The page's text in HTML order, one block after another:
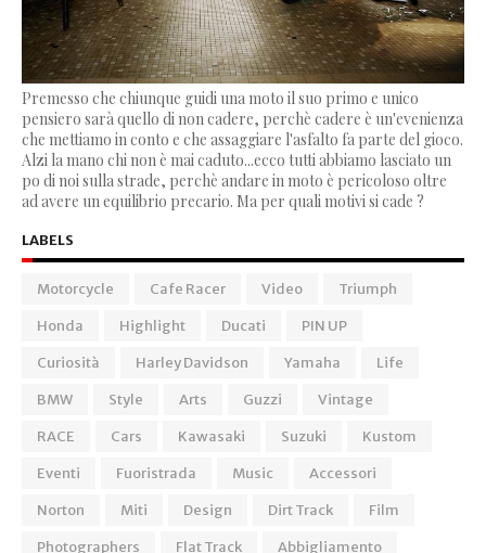
Premesso che chiunque guidi una moto il suo primo e unico
pensiero sarà quello di non cadere, perchè cadere è un'evenienza
che mettiamo in conto e che assaggiare l'asfalto fa parte del gioco.
Alzi la mano chi non è mai caduto...ecco tutti abbiamo lasciato un
po di noi sulla strade, perchè andare in moto è pericoloso oltre
ad avere un equilibrio precario. Ma per quali motivi si cade ?
LABELS
Motorcycle Cafe Racer Video
Triumph
Honda
Highlight Ducati
PIN UP
Curiosità
Harley Davidson Yamaha
Life
BMW
Style Arts Guzzi
Vintage
RACE
Cars Kawasaki Suzuki
Kustom
Eventi
Fuoristrada Music
Accessori
Norton
Miti Design Dirt Track
Film
Photographers
Flat Track
Abbigliamento